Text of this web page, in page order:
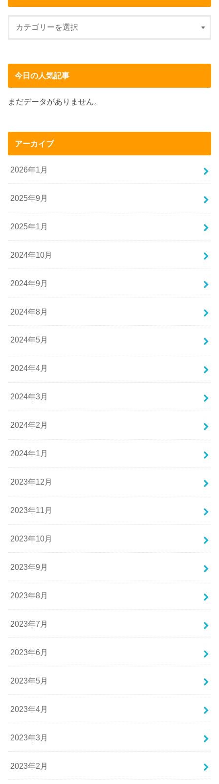
今日の人気記事
まだデータがありません。
アーカイブ
2026年1月
2025年9月
2025年1月
2024年10月
2024年9月
2024年8月
2024年5月
2024年4月
2024年3月
2024年2月
2024年1月
2023年12月
2023年11月
2023年10月
2023年9月
2023年8月
2023年7月
2023年6月
2023年5月
2023年4月
2023年3月
2023年2月